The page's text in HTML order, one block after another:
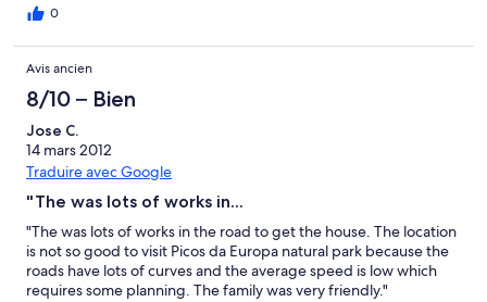
Asturias en estado puro, tierra de naturaleza desbordada,
falta de microondas pero, encantados con la paz y belleza del
entorno no nos ha parecido nada importante. Manolo y
Eugenia."
0
Avis ancien
8/10 – Bien
Jose C.
14 mars 2012
Traduire avec Google
"The was lots of works in...
"The was lots of works in the road to get the house. The location
is not so good to visit Picos da Europa natural park because the
roads have lots of curves and the average speed is low which
requires some planning. The family was very friendly."